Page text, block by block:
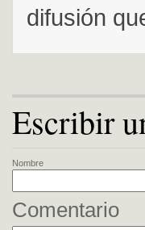
difusión
Escribir
Nombre
Comentario